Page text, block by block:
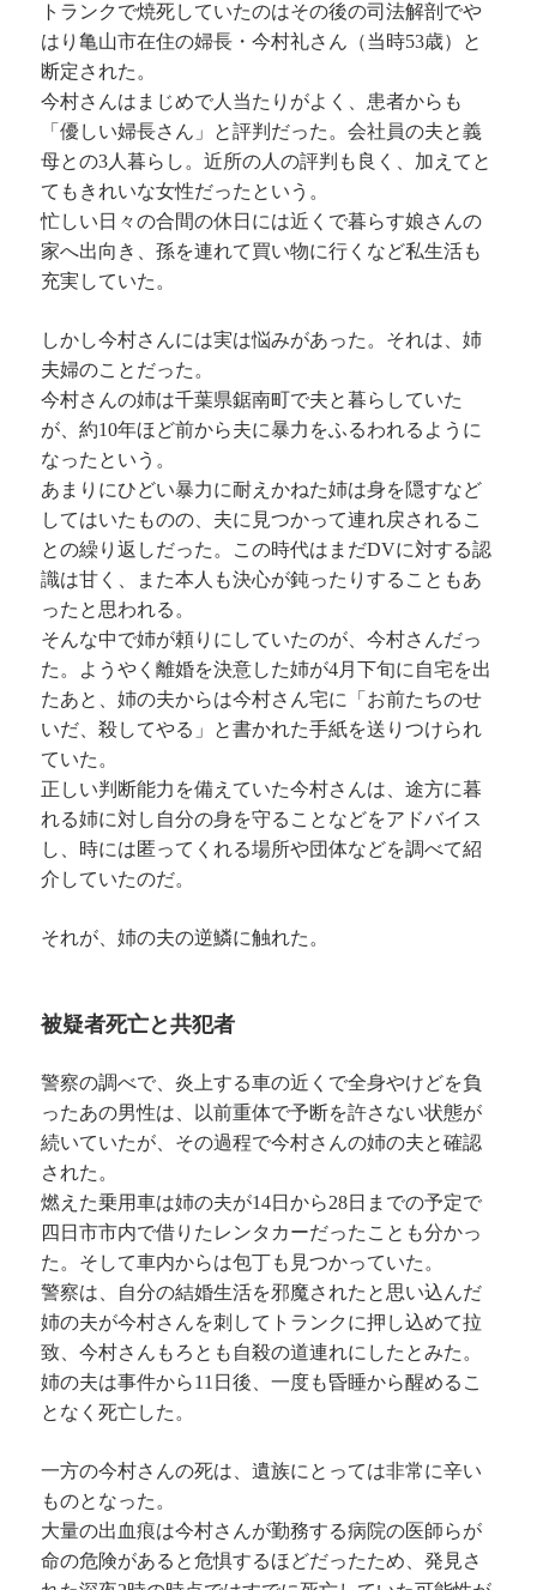
トランクで焼死していたのはその後の司法解剖でや
はり亀山市在住の婦長・今村礼さん（当時53歳）と
断定された。
今村さんはまじめで人当たりがよく、患者からも
「優しい婦長さん」と評判だった。会社員の夫と義
母との3人暮らし。近所の人の評判も良く、加えてと
てもきれいな女性だったという。
忙しい日々の合間の休日には近くで暮らす娘さんの
家へ出向き、孫を連れて買い物に行くなど私生活も
充実していた。
しかし今村さんには実は悩みがあった。それは、姉
夫婦のことだった。
今村さんの姉は千葉県鋸南町で夫と暮らしていた
が、約10年ほど前から夫に暴力をふるわれるように
なったという。
あまりにひどい暴力に耐えかねた姉は身を隠すなど
してはいたものの、夫に見つかって連れ戻されるこ
との繰り返しだった。この時代はまだDVに対する認
識は甘く、また本人も決心が鈍ったりすることもあ
ったと思われる。
そんな中で姉が頼りにしていたのが、今村さんだっ
た。ようやく離婚を決意した姉が4月下旬に自宅を出
たあと、姉の夫からは今村さん宅に「お前たちのせ
いだ、殺してやる」と書かれた手紙を送りつけられ
ていた。
正しい判断能力を備えていた今村さんは、途方に暮
れる姉に対し自分の身を守ることなどをアドバイス
し、時には匿ってくれる場所や団体などを調べて紹
介していたのだ。
それが、姉の夫の逆鱗に触れた。
被疑者死亡と共犯者
警察の調べで、炎上する車の近くで全身やけどを負
ったあの男性は、以前重体で予断を許さない状態が
続いていたが、その過程で今村さんの姉の夫と確認
された。
燃えた乗用車は姉の夫が14日から28日までの予定で
四日市市内で借りたレンタカーだったことも分かっ
た。そして車内からは包丁も見つかっていた。
警察は、自分の結婚生活を邪魔されたと思い込んだ
姉の夫が今村さんを刺してトランクに押し込めて拉
致、今村さんもろとも自殺の道連れにしたとみた。
姉の夫は事件から11日後、一度も昏睡から醒めるこ
となく死亡した。
一方の今村さんの死は、遺族にとっては非常に辛い
ものとなった。
大量の出血痕は今村さんが勤務する病院の医師らが
命の危険があると危惧するほどだったため、発見さ